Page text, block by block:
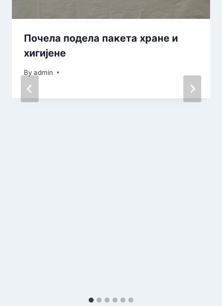
Почела подела пакета хране и
хигијене
By admin